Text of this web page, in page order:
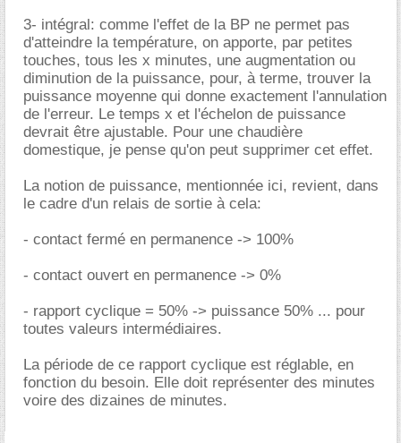
3- intégral: comme l'effet de la BP ne permet pas
d'atteindre la température, on apporte, par petites
touches, tous les x minutes, une augmentation ou
diminution de la puissance, pour, à terme, trouver la
puissance moyenne qui donne exactement l'annulation
de l'erreur. Le temps x et l'échelon de puissance
devrait être ajustable. Pour une chaudière
domestique, je pense qu'on peut supprimer cet effet.
La notion de puissance, mentionnée ici, revient, dans
le cadre d'un relais de sortie à cela:
- contact fermé en permanence -> 100%
- contact ouvert en permanence -> 0%
- rapport cyclique = 50% -> puissance 50% ... pour
toutes valeurs intermédiaires.
La période de ce rapport cyclique est réglable, en
fonction du besoin. Elle doit représenter des minutes
voire des dizaines de minutes.